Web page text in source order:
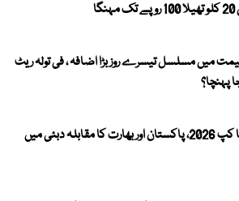
میں مسلسل تیسرے روز بڑا اضافہ ، فی تولہ ریٹ
پہنچا؟
ویمنز ایشیا کپ 2026، پاکستان اور بھارت کا مقابلہ دبئی میں